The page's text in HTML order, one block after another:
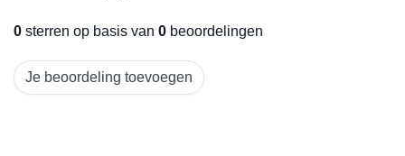
0 sterren op basis van 0 beoordelingen
Je beoordeling toevoegen